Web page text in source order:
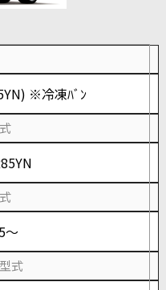
※冷凍ﾊﾞﾝ
～
式